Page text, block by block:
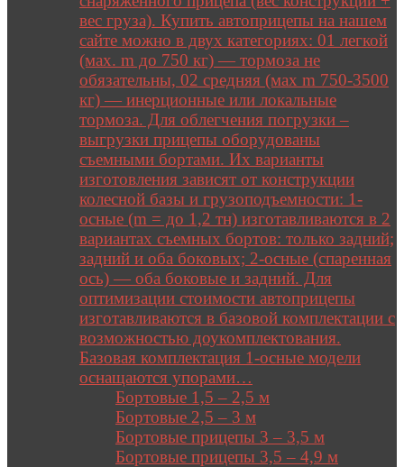
вес груза). Купить автоприцепы на нашем
сайте можно в двух категориях: 01 легкой
(мах. m до 750 кг) — тормоза не
обязательны, 02 средняя (мах m 750-3500
кг) — инерционные или локальные
тормоза. Для облегчения погрузки –
выгрузки прицепы оборудованы
съемными бортами. Их варианты
изготовления зависят от конструкции
колесной базы и грузоподъемности: 1-
осные (m = до 1,2 тн) изготавливаются в 2
вариантах съемных бортов: только задний;
задний и оба боковых; 2-осные (спаренная
ось) — оба боковые и задний. Для
оптимизации стоимости автоприцепы
изготавливаются в базовой комплектации с
возможностью доукомплектования.
Базовая комплектация 1-осные модели
оснащаются упорами…
Бортовые 1,5 – 2,5 м
Бортовые 2,5 – 3 м
Бортовые прицепы 3 – 3,5 м
Бортовые прицепы 3,5 – 4,9 м